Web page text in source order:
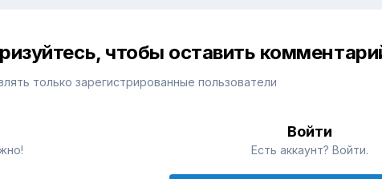
чтобы оставить
только зарегистрированные пользователи
Войти
Есть аккаунт? Войти.